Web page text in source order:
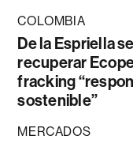
COLOMBIA
De la Espriella
recuperar
fracking
sostenible”
MERCADOS